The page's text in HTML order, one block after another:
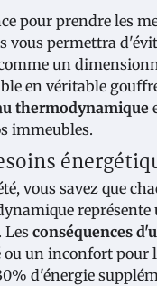
pour prendre les
vous permettra
un
en véritable
thermodynamique
immeubles.
vous savez que
Les conséquences
un inconfort pour
d'énergie